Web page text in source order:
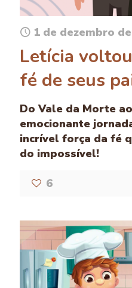
1 de dezembro
Letícia
fé de seus
Do Vale da Morte
emocionante
incrível força da fé
do impossível!
6